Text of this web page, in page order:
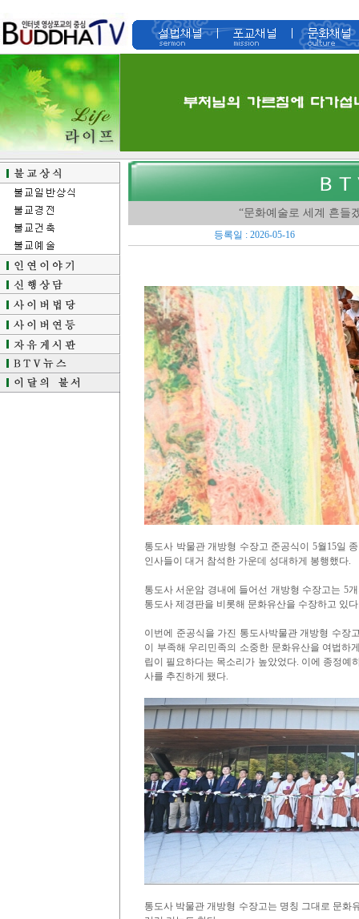
“문화예술로 세계 흔들
등록일 : 2026-05-16
통도사 박물관 개방형 수장고 준공식이 5월15일
인사들이 대거 참석한 가운데 성대하게 봉행했다.
통도사 서운암 경내에 들어선 개방형 수장고는 5
통도사 제경판을 비롯해 문화유산을 수장하고 있
이번에 준공식을 가진 통도사박물관 개방형 수장
이 부족해 우리민족의 소중한 문화유산을 여법하
립이 필요하다는 목소리가 높았었다. 이에 종정예
사를 추진하게 됐다.
통도사 박물관 개방형 수장고는 명칭 그대로 문화